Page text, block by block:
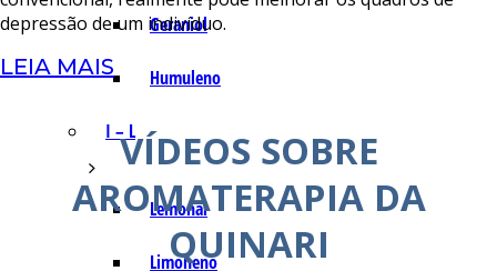
Geraniol
Humuleno
I – L
Lemonal
Limoneno
depressão de um indivíduo.
LEIA MAIS
VÍDEOS SOBRE
AROMATERAPIA DA
QUINARI